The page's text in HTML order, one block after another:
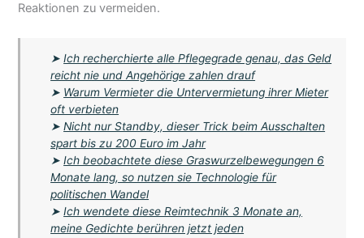
Reaktionen zu vermeiden.
➤Ich recherchierte alle Pflegegrade genau, das Geld
reicht nie und Angehörige zahlen drauf
➤ Warum Vermieter die Untervermietung ihrer Mieter
oft verbieten
➤Nicht nur Standby, dieser Trick beim Ausschalten
spart bis zu 200 Euro im Jahr
➤Ich beobachtete diese Graswurzelbewegungen 6
Monate lang, so nutzen sie Technologie für
politischen Wandel
➤Ich wendete diese Reimtechnik 3 Monate an,
meine Gedichte berühren jetzt jeden